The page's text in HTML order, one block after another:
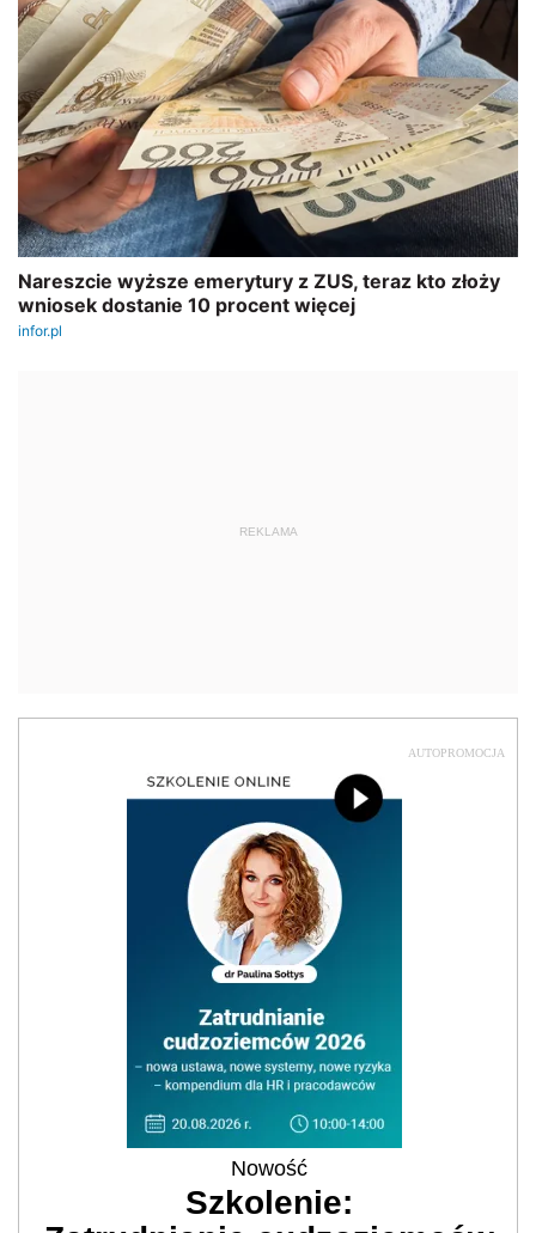
REKLAMA
AUTOPROMOCJA
Nowość
Szkolenie: